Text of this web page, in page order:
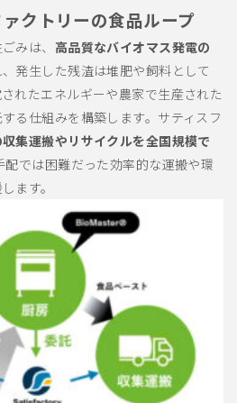
クトリーの食品ループ
みは、 高品質なバイオマス発電の
、発生した残渣は堆肥や飼料として
れたエネルギーや農家で生産された
る仕組みを構築します。サティスフ
集運搬やリサイクルを全国規模で
配では困難だった効率的な運搬や環
ます。